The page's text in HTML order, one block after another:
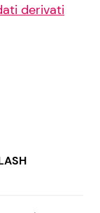
derivati